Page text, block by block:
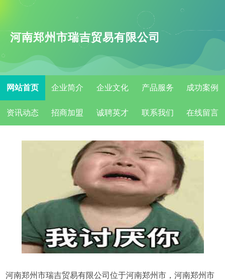
河南郑州市瑞吉贸易有限公司
网站首页 企业简介 企业文化 产品服务 成功案例
资讯动态 招商加盟 诚聘英才 联系我们 在线留言
河南郑州市瑞吉贸易有限公司位于河南郑州市，河南郑州市